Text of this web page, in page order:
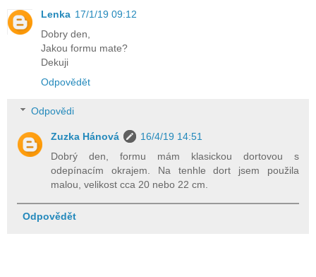
Lenka 17/1/19 09:12
Dobry den,
Jakou formu mate?
Dekuji
Odpovědět
Odpovědi
Zuzka Hánová
16/4/19 14:51
Dobrý den, formu mám klasickou dortovou s
odepínacím okrajem. Na tenhle dort jsem použila
malou, velikost cca 20 nebo 22 cm.
Odpovědět